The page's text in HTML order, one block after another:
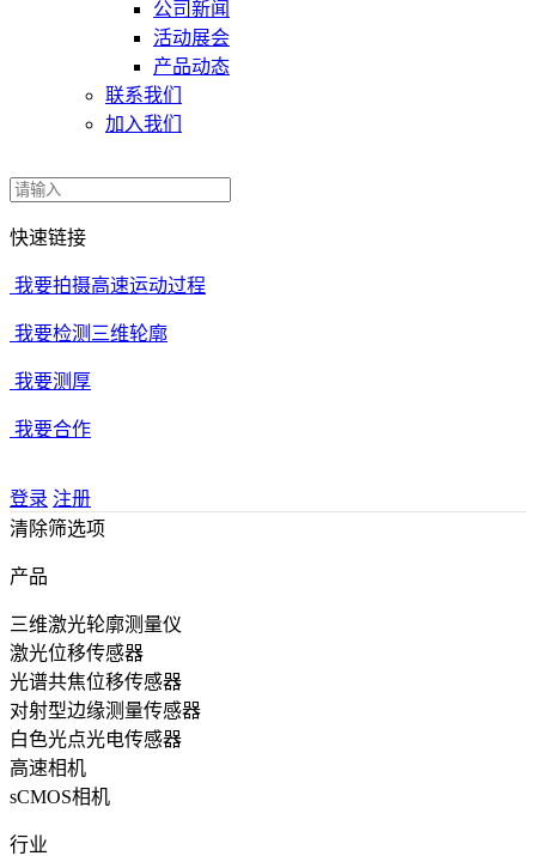
公司新闻
活动展会
产品动态
联系我们
加入我们
快速链接
我要拍摄高速运动过程
我要检测三维轮廓
我要测厚
我要合作
登录 注册
清除筛选项
产品
三维激光轮廓测量仪
激光位移传感器
光谱共焦位移传感器
对射型边缘测量传感器
白色光点光电传感器
高速相机
sCMOS相机
行业